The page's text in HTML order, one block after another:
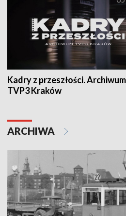
Kadry z przeszłości. Archiwum
TVP3 Kraków
ARCHIWA